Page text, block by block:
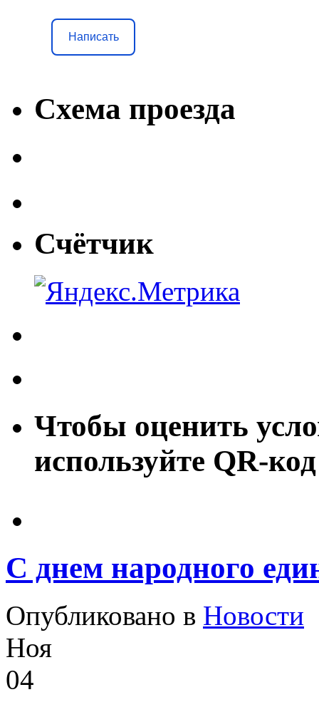
Написать
Схема проезда
Счётчик
Чтобы оценить
используйте QR-код
С днем народного
Опубликовано в Новости
Ноя
04